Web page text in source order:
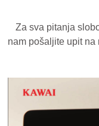
Za sva pitanja
nam pošaljite upit na